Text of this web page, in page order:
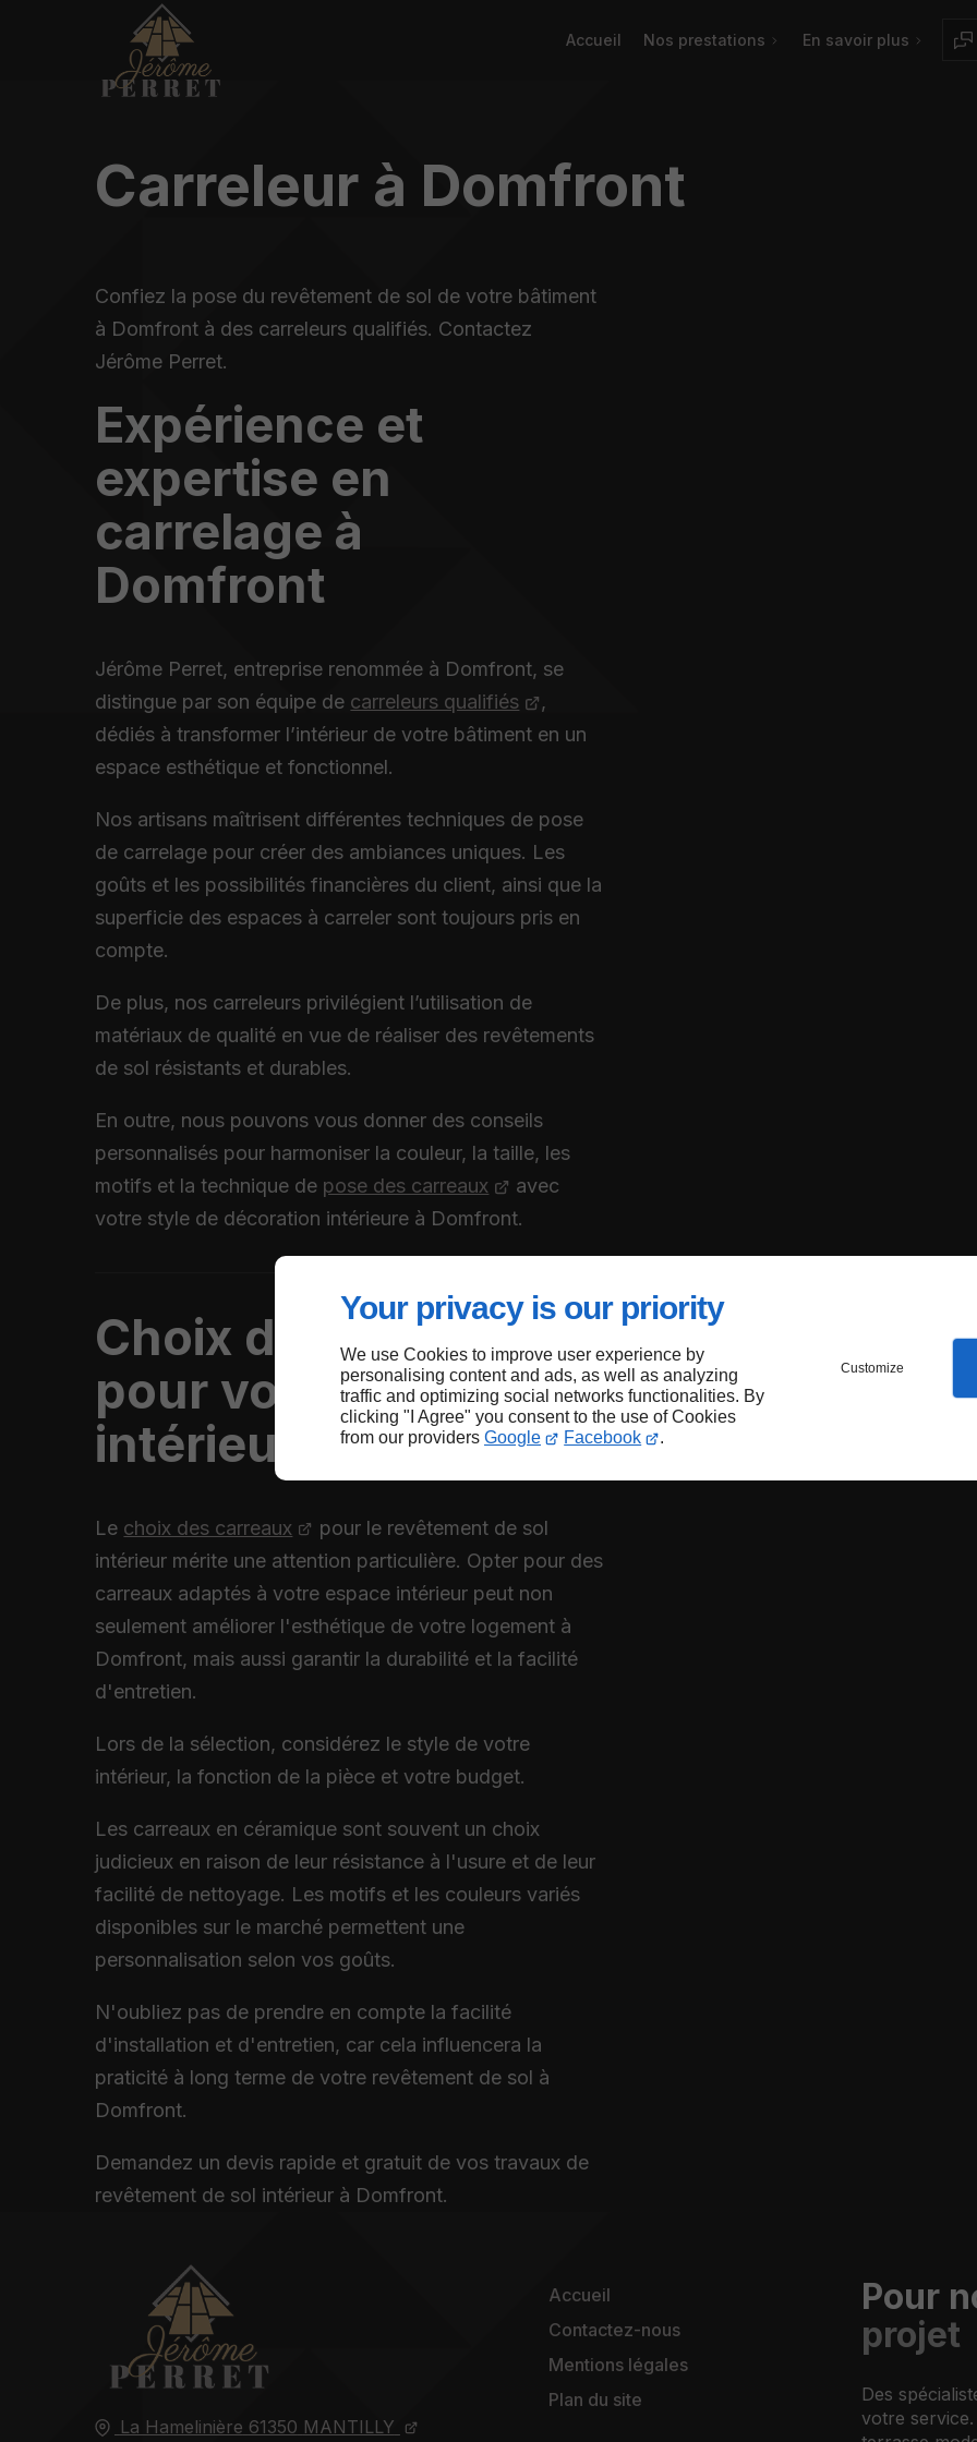
Your privacy is our priority
We use Cookies to improve user experience by
personalising content and ads, as well as analyzing
traffic and optimizing social networks functionalities. By
clicking "I Agree" you consent to the use of Cookies
from our providers Google Facebook .
Customize
Accueil Nos prestations En savoir plus
Carreleur à Domfront
Confiez la pose du revêtement de sol de votre bâtiment
à Domfront à des carreleurs qualifiés. Contactez
Jérôme Perret.
Expérience et
expertise en
carrelage à
Domfront
Jérôme Perret, entreprise renommée à Domfront, se
distingue par son équipe de carreleurs qualifiés
,
dédiés à transformer l’intérieur de votre bâtiment en un
espace esthétique et fonctionnel.
Nos artisans maîtrisent différentes techniques de pose
de carrelage pour créer des ambiances uniques. Les
goûts et les possibilités financières du client, ainsi que la
superficie des espaces à carreler sont toujours pris en
compte.
De plus, nos carreleurs privilégient l’utilisation de
matériaux de qualité en vue de réaliser des revêtements
de sol résistants et durables.
En outre, nous pouvons vous donner des conseils
personnalisés pour harmoniser la couleur, la taille, les
motifs et la technique de pose des carreaux
avec
votre style de décoration intérieure à Domfront.
Choix des carreaux
pour votre sol
intérieur à Domfront
Le choix des carreaux
pour le revêtement de sol
intérieur mérite une attention particulière. Opter pour des
carreaux adaptés à votre espace intérieur peut non
seulement améliorer l'esthétique de votre logement à
Domfront, mais aussi garantir la durabilité et la facilité
d'entretien.
Lors de la sélection, considérez le style de votre
intérieur, la fonction de la pièce et votre budget.
Les carreaux en céramique sont souvent un choix
judicieux en raison de leur résistance à l'usure et de leur
facilité de nettoyage. Les motifs et les couleurs variés
disponibles sur le marché permettent une
personnalisation selon vos goûts.
N'oubliez pas de prendre en compte la facilité
d'installation et d'entretien, car cela influencera la
praticité à long terme de votre revêtement de sol à
Domfront.
Demandez un devis rapide et gratuit de vos travaux de
revêtement de sol intérieur à Domfront.
La Hamelinière 61350 MANTILLY
Accueil
Contactez-nous
Mentions légales
Plan du site
Pour
projet
Des
votre